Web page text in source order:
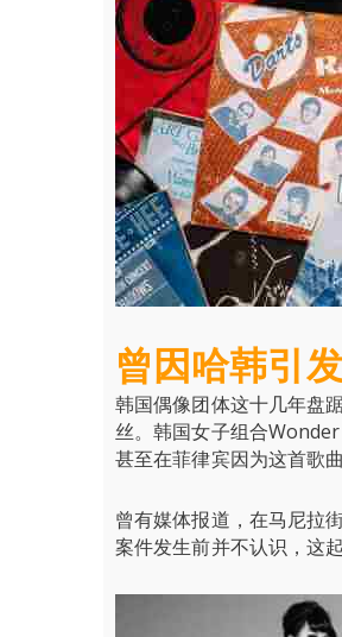
曾因哈韩引
韩国偶像团体这十几年盘
丝。韩国女子组合
甚至在菲律宾因为这首歌
曾有媒体报道，在马尼拉
案件发生前并不认识，这